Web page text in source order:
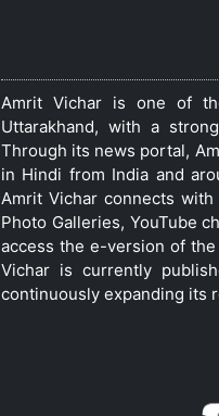
Amrit Vichar is one of
Uttarakhand, with a
Through its news portal,
in Hindi from India and
Amrit Vichar connects
Photo Galleries, YouTube
access the e-version of
Vichar is currently
continuously expanding its